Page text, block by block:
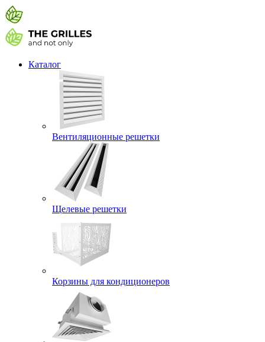
Каталог
Вентиляционные решетки
Щелевые решетки
Корзины для кондиционеров